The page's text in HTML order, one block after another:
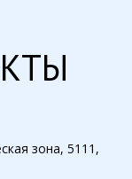
зона, 5111,